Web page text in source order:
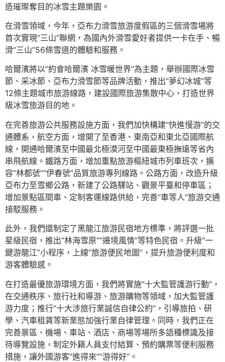
造璀璨奪目的冰雪主題樂園。
在滑雪領域，今年，亞布力滑雪旅游度假區的三個滑雪場將
首次實現“三山”聯網，為國內外滑雪愛好者提供一卡在手、暢
滑“三山”56條雪道的體驗和服務。
哈爾濱將以“約會哈爾濱 冰雪暖世界”為主題，舉辦國際冰雪
節、采冰節、亞布力滑雪節等品牌活動，推出“夢幻冰城”等
12條主題城市旅游線路，建設國際旅游集散中心，打造世界
級冰雪旅游目的地。
在完善旅游公共服務設施方面，我們加快構建“快進慢游”的交
通體系，航空方面，增開了至香港、東南亞和東北亞國際航
線，開通哈爾濱至中國最北極漠河至中國最東極撫遠等省內
串飛航線。鐵路方面，增加重點旅游樞紐城市列車班次，擴
容“林都號”“伊春號”品質旅游專列線路。公路方面，改造升級
亞布力至雪鄉公路，新建了公路驛站、觀景平臺和停車區；
增加景點區間車、定制客運線路供給，完善“車等人”旅游交通
接駁服務。
此外，我們還制定了黑龍江旅游民宿地方標準，將評選一批
星級民宿，推出“林海雪原”“邊境風情”等特色民宿。升級“一
鍵游龍江”小程序，上線“旅游便民地圖”，提升旅游便利度和
游客體驗感。
在打造最優旅游環境方面，我們將實施“十大監管護游行動”，
在交通秩序、旅行社和導游、旅游購物等領域，加大監管護
游力度；推行“十大涉旅行業誠信自律公約”，引導旅拍、研
學、汽車租賃等新業態加強行業自律管理。同時，我們正在
完善景區、機場、車站、酒店、商場等場所多語種標識及接
待導覽設施，制定外籍人員支付結算、預約購票等便利服務
措施，讓外國游客“進得來”“游得好”。